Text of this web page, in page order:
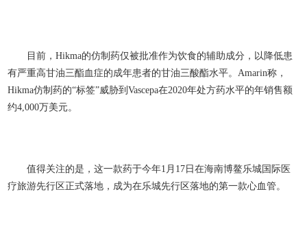
目前，Hikma的仿制药仅被批准作为饮食的辅助成分，以降低患
有严重高甘油三酯血症的成年患者的甘油三酸酯水平。Amarin称，
Hikma仿制药的“标签”威胁到Vascepa在2020年处方药水平的年销售额
约4,000万美元。
值得关注的是，这一款药于今年1月17日在海南博鳌乐城国际医
疗旅游先行区正式落地，成为在乐城先行区落地的第一款心血管。